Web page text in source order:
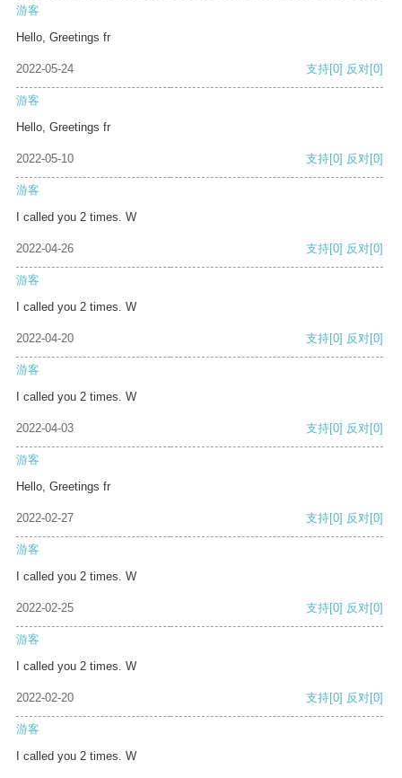
游客
Hello, Greetings fr
2022-05-24 支持[0] 反对[0]
游客
Hello, Greetings fr
2022-05-10 支持[0] 反对[0]
游客
I called you 2 times. W
2022-04-26 支持[0] 反对[0]
游客
I called you 2 times. W
2022-04-20 支持[0] 反对[0]
游客
I called you 2 times. W
2022-04-03 支持[0] 反对[0]
游客
Hello, Greetings fr
2022-02-27 支持[0] 反对[0]
游客
I called you 2 times. W
2022-02-25 支持[0] 反对[0]
游客
I called you 2 times. W
2022-02-20 支持[0] 反对[0]
游客
I called you 2 times. W